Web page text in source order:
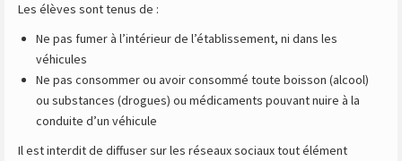
Les élèves sont tenus de :
Ne pas fumer à l’intérieur de l’établissement, ni dans les
véhicules
Ne pas consommer ou avoir consommé toute boisson (alcool)
ou substances (drogues) ou médicaments pouvant nuire à la
conduite d’un véhicule
Il est interdit de diffuser sur les réseaux sociaux tout élément